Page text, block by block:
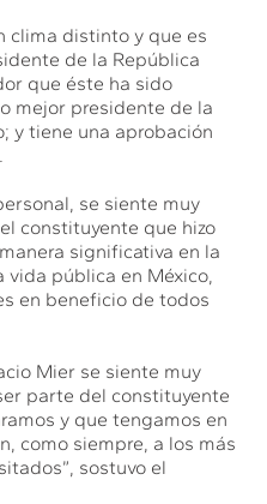
clima distinto y que es
de la República
que éste ha sido
mejor presidente de la
y tiene una aprobación
se siente muy
constituyente que hizo
significativa en la
vida pública en México,
en beneficio de todos
Mier se siente muy
parte del constituyente
y que tengamos en
como siempre, a los más
sostuvo el